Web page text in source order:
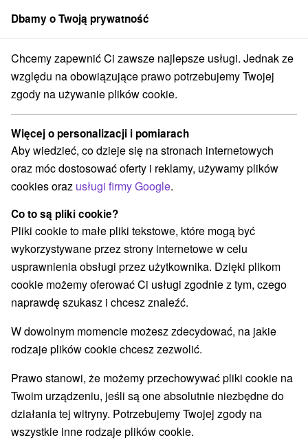
członek grupySorger
Atrakcje na Słowacji Wodospady Volovské vrchy
Wodospady Volovské vrchy
Kategorie
Wszystkie kategorie
Jaskinie(2)
Atrakcje turystyczne(4) Atrakcje dla dzieci
Zabytki techniki (3) Pomniki
Zamki, pałace, ruiny(4) Chaty górskie (1) Zamki
Miejsca sakralne (3) Parki miejskie i zamkowe(1)
Túry a turistické chodníky(2)
Wsie i miasta
Hrhov (1)
Dbamy o Twoją prywatność
Chcemy zapewnić Ci zawsze najlepsze usługi. Jednak ze
względu na obowiązujące prawo potrzebujemy Twojej
zgody na używanie plików cookie.
Więcej o personalizacji i pomiarach
Aby wiedzieć, co dzieje się na stronach internetowych
oraz móc dostosować oferty i reklamy, używamy plików
cookies oraz usługi firmy Google.
Co to są pliki cookie?
Pliki cookie to małe pliki tekstowe, które mogą być
wykorzystywane przez strony internetowe w celu
usprawnienia obsługi przez użytkownika. Dzięki plikom
cookie możemy oferować Ci usługi zgodnie z tym, czego
naprawdę szukasz i chcesz znaleźć.
W dowolnym momencie możesz zdecydować, na jakie
rodzaje plików cookie chcesz zezwolić.
Prawo stanowi, że możemy przechowywać pliki cookie na
Twoim urządzeniu, jeśli są one absolutnie niezbędne do
działania tej witryny. Potrzebujemy Twojej zgody na
wszystkie inne rodzaje plików cookie.